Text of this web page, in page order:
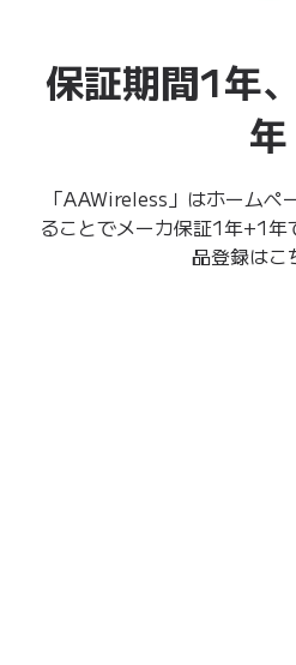
保証期間1年、
年
「AAWireless」はホームペ
ることでメーカ保証1年+1年
品登録はこ